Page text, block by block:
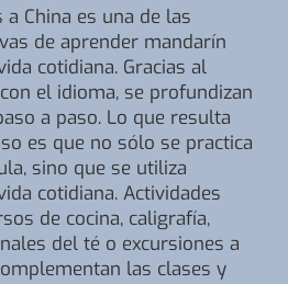
China es una de las
de aprender mandarín
cotidiana. Gracias al
el idioma, se profundizan
a paso. Lo que resulta
es que no sólo se practica
sino que se utiliza
cotidiana. Actividades
de cocina, caligrafía,
del té o excursiones a
las clases y